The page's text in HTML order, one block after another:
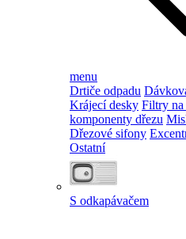
menu
Drtiče odpadu
Krájecí desky Filtry na
komponenty dřezu
Dřezové sifony
Ostatní
S odkapávačem